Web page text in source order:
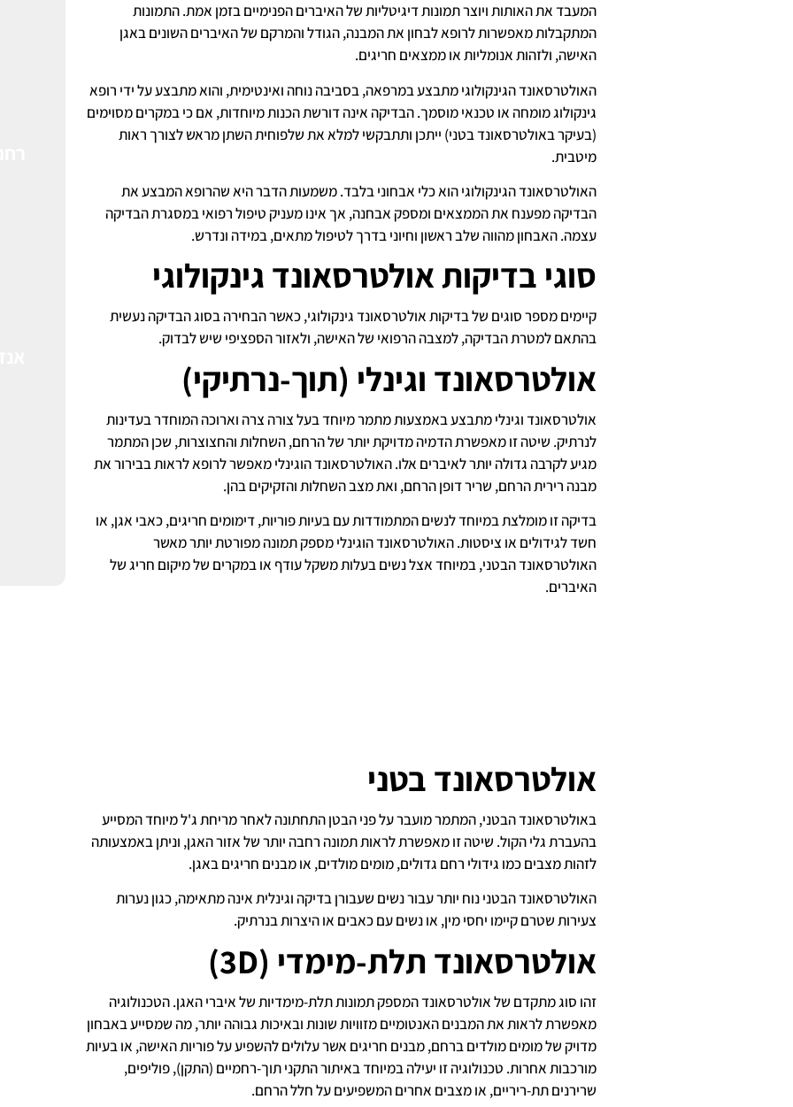
המעבד את האותות ויוצר תמונות דיגיטליות של האיברים הפנימיים בזמן אמת. התמונות
המתקבלות מאפשרות לרופא לבחון את המבנה, הגודל והמרקם של האיברים השונים באגן
האישה, ולזהות אנומליות או ממצאים חריגים.
האולטרסאונד הגינקולוגי מתבצע במרפאה, בסביבה נוחה ואינטימית, והוא מתבצע על ידי רופא
גינקולוג מומחה או טכנאי מוסמך. הבדיקה אינה דורשת הכנות מיוחדות, אם כי במקרים מסוימים
(בעיקר באולטרסאונד בטני) ייתכן ותתבקשי למלא את שלפוחית השתן מראש לצורך ראות
מיטבית.
האולטרסאונד הגינקולוגי הוא כלי אבחוני בלבד. משמעות הדבר היא שהרופא המבצע את
הבדיקה מפענח את הממצאים ומספק אבחנה, אך אינו מעניק טיפול רפואי במסגרת הבדיקה
עצמה. האבחון מהווה שלב ראשון וחיוני בדרך לטיפול מתאים, במידה ונדרש.
סוגי בדיקות אולטרסאונד גינקולוגי
קיימים מספר סוגים של בדיקות אולטרסאונד גינקולוגי, כאשר הבחירה בסוג הבדיקה נעשית
בהתאם למטרת הבדיקה, למצבה הרפואי של האישה, ולאזור הספציפי שיש לבדוק.
אולטרסאונד וגינלי (תוך-נרתיקי)
אולטרסאונד וגינלי מתבצע באמצעות מתמר מיוחד בעל צורה צרה וארוכה המוחדר בעדינות
לנרתיק. שיטה זו מאפשרת הדמיה מדויקת יותר של הרחם, השחלות והחצוצרות, שכן המתמר
מגיע לקרבה גדולה יותר לאיברים אלו. האולטרסאונד הוגינלי מאפשר לרופא לראות בבירור את
מבנה רירית הרחם, שריר דופן הרחם, ואת מצב השחלות והזקיקים בהן.
בדיקה זו מומלצת במיוחד לנשים המתמודדות עם בעיות פוריות, דימומים חריגים, כאבי אגן, או
חשד לגידולים או ציסטות. האולטרסאונד הוגינלי מספק תמונה מפורטת יותר מאשר
האולטרסאונד הבטני, במיוחד אצל נשים בעלות משקל עודף או במקרים של מיקום חריג של
האיברים.
אולטרסאונד בטני
באולטרסאונד הבטני, המתמר מועבר על פני הבטן התחתונה לאחר מריחת ג'ל מיוחד המסייע
בהעברת גלי הקול. שיטה זו מאפשרת לראות תמונה רחבה יותר של אזור האגן, וניתן באמצעותה
לזהות מצבים כמו גידולי רחם גדולים, מומים מולדים, או מבנים חריגים באגן.
האולטרסאונד הבטני נוח יותר עבור נשים שעבורן בדיקה וגינלית אינה מתאימה, כגון נערות
צעירות שטרם קיימו יחסי מין, או נשים עם כאבים או היצרות בנרתיק.
אולטרסאונד תלת-מימדי (3D)
זהו סוג מתקדם של אולטרסאונד המספק תמונות תלת-מימדיות של איברי האגן. הטכנולוגיה
מאפשרת לראות את המבנים האנטומיים מזוויות שונות ובאיכות גבוהה יותר, מה שמסייע באבחון
מדויק של מומים מולדים ברחם, מבנים חריגים אשר עלולים להשפיע על פוריות האישה, או בעיות
מורכבות אחרות. טכנולוגיה זו יעילה במיוחד באיתור התקני תוך-רחמיים (התקן), פוליפים,
שרירנים תת-ריריים, או מצבים אחרים המשפיעים על חלל הרחם.